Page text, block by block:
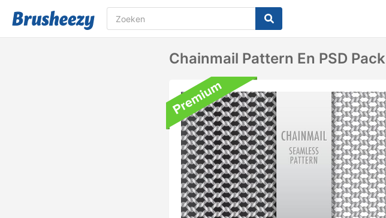
Chainmail Pattern En PSD Pack